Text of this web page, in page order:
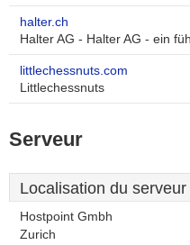
halter.ch
Halter AG - Halter AG - ein
littlechessnuts.com
Littlechessnuts
Serveur
Localisation du serveur
Hostpoint Gmbh
Zurich